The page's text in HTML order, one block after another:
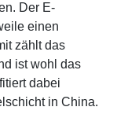
Der E-
einen
zählt das
ist wohl das
dabei
in China.